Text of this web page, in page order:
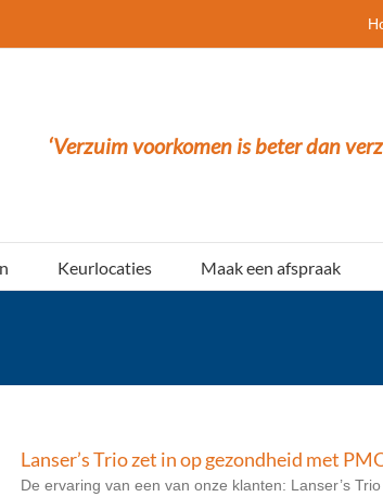
‘Verzuim voorkomen is beter dan
Keurlocaties Maak een afspraak
Lanser’s Trio zet in op gezondheid met
De ervaring van een van onze klanten: Lanser’s